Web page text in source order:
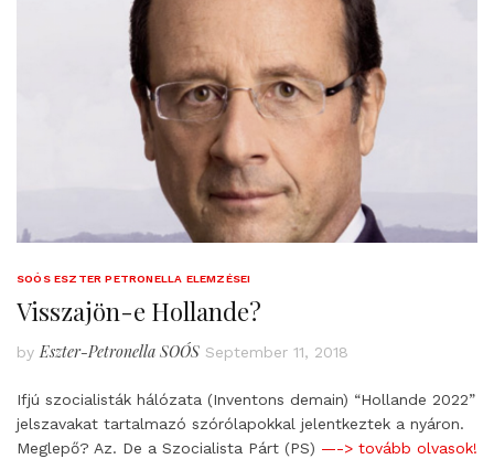
SOÓS ESZTER PETRONELLA ELEMZÉSEI
Visszajön-e Hollande?
byEszter-Petronella SOÓS September 11, 2018
Ifjú szocialisták hálózata (Inventons demain) “Hollande 2022”
jelszavakat tartalmazó szórólapokkal jelentkeztek a nyáron.
Meglepő? Az. De a Szocialista Párt (PS) —-> tovább olvasok!